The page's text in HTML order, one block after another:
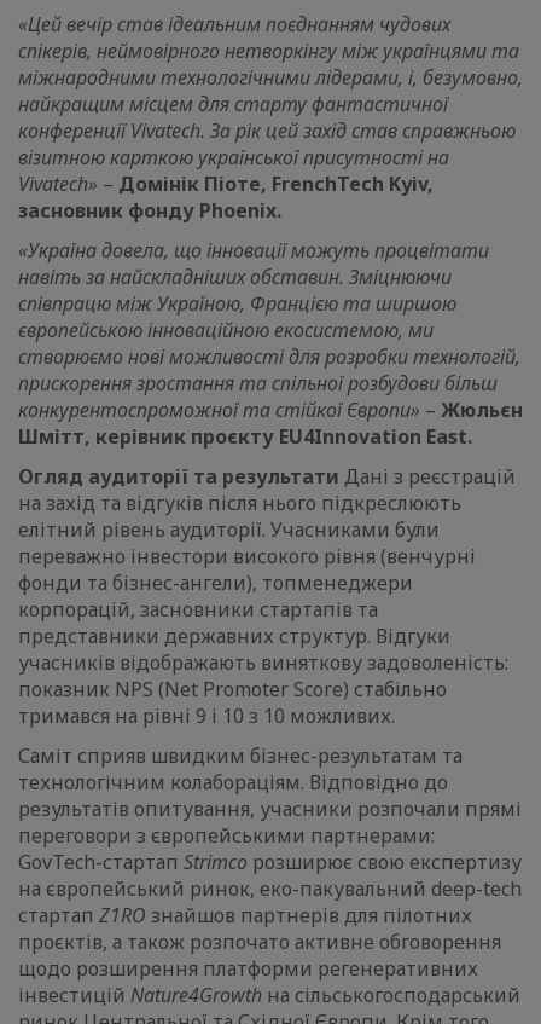
«Цей вечір став ідеальним поєднанням чудових
спікерів, неймовірного нетворкінгу між українцями та
міжнародними технологічними лідерами, і, безумовно,
найкращим місцем для старту фантастичної
конференції Vivatech. За рік цей захід став справжньою
візитною карткою української присутності на
Vivatech» – Домінік Піоте, FrenchTech Kyiv,
засновник фонду Phoenix.
«Україна довела, що інновації можуть процвітати
навіть за найскладніших обставин. Зміцнюючи
співпрацю між Україною, Францією та ширшою
європейською інноваційною екосистемою, ми
створюємо нові можливості для розробки технологій,
прискорення зростання та спільної розбудови більш
конкурентоспроможної та стійкої Європи» – Жюльєн
Шмітт, керівник проєкту EU4Innovation East.
Огляд аудиторії та результати Дані з реєстрацій
на захід та відгуків після нього підкреслюють
елітний рівень аудиторії. Учасниками були
переважно інвестори високого рівня (венчурні
фонди та бізнес-ангели), топменеджери
корпорацій, засновники стартапів та
представники державних структур. Відгуки
учасників відображають виняткову задоволеність:
показник NPS (Net Promoter Score) стабільно
тримався на рівні 9 і 10 з 10 можливих.
Саміт сприяв швидким бізнес-результатам та
технологічним колабораціям. Відповідно до
результатів опитування, учасники розпочали прямі
переговори з європейськими партнерами:
GovTech-стартап Strimco розширює свою експертизу
на європейський ринок, еко-пакувальний deep-tech
стартап Z1RO знайшов партнерів для пілотних
проєктів, а також розпочато активне обговорення
щодо розширення платформи регенеративних
інвестицій Nature4Growth на сільськогосподарський